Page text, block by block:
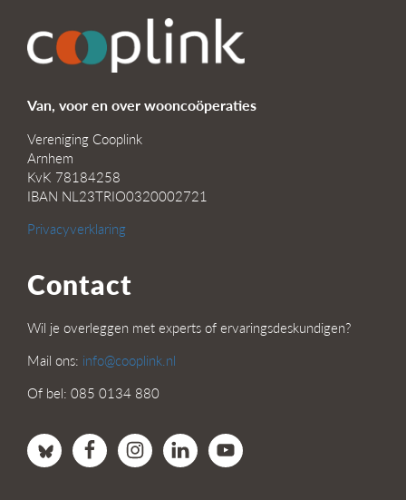
Van, voor en over wooncoöperaties
Vereniging Cooplink
Arnhem
KvK 78184258
IBAN NL23TRIO0320002721
Privacyverklaring
Contact
Wil je overleggen met experts of ervaringsdeskundigen?
Mail ons: info@cooplink.nl
Of bel: 085 0134 880